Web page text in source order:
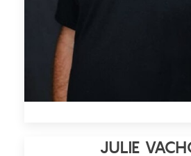
JULIE